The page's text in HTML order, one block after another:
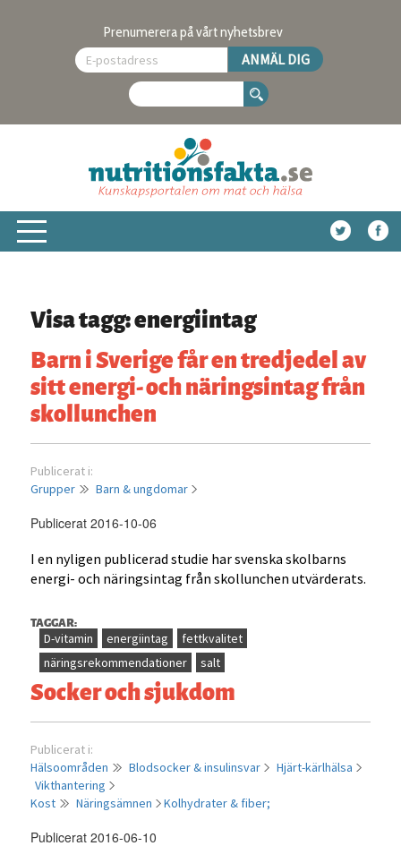
Prenumerera på vårt nyhetsbrev
Visa tagg: energiintag
Barn i Sverige får en tredjedel av
sitt energi- och näringsintag från
skollunchen
Publicerat i:
Grupper
Barn & ungdomar
Publicerat 2016-10-06
I en nyligen publicerad studie har svenska skolbarns
energi- och näringsintag från skollunchen utvärderats.
TAGGAR:
D-vitamin energiintag
fettkvalitet
näringsrekommendationer
salt
Socker och sjukdom
Publicerat i:
Hälsoområden
Blodsocker & insulinsvar
Hjärt-kärlhälsa
Vikthantering
Kost
Näringsämnen Kolhydrater & fiber;
Publicerat 2016-06-10